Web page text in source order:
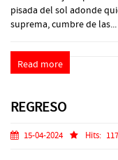
pisada del sol adonde
suprema, cumbre de las...
Read more
REGRESO
15-04-2024 Hits: